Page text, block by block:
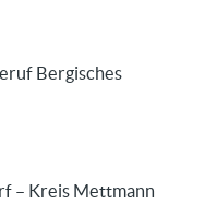
Bergisches
– Kreis Mettmann